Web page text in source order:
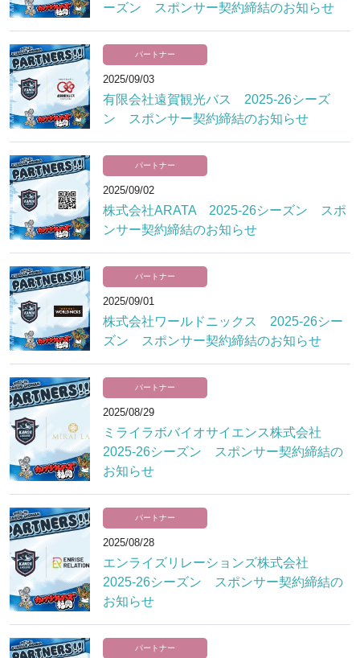
ーズン スポンサー契約締結のお知らせ
パートナー
2025/09/03
有限会社遠賀観光バス 2025-26シーズ
ン スポンサー契約締結のお知らせ
パートナー
2025/09/02
株式会社ARATA 2025-26シーズン スポ
ンサー契約締結のお知らせ
パートナー
2025/09/01
株式会社ワールドニックス 2025-26シー
ズン スポンサー契約締結のお知らせ
パートナー
2025/08/29
ミライラボバイオサイエンス株式会社
2025-26シーズン スポンサー契約締結の
お知らせ
パートナー
2025/08/28
エンライズリレーションズ株式会社
2025-26シーズン スポンサー契約締結の
お知らせ
パートナー